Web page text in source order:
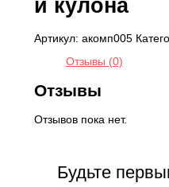
и кулона
Артикул: акомп005
Отзывы (0)
Отзывы
Отзывов пока нет.
Будьте